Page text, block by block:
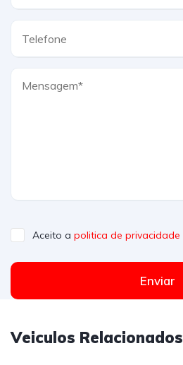
Aceito a politica de privacidade
Enviar
Veiculos Relacionados